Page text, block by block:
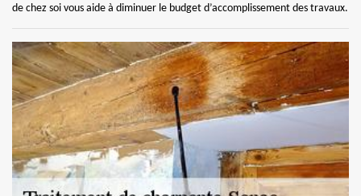
de chez soi vous aide à diminuer le budget d’accomplissement des travaux.